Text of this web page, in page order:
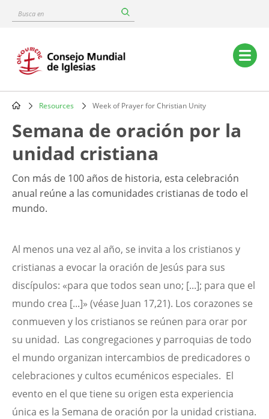
content
Busca
Main
navigation
Breadcrumb
Resources Week of Prayer for Christian Unity
Semana de oración por la
unidad cristiana
Con más de 100 años de historia, esta celebración
anual reúne a las comunidades cristianas de todo el
mundo.
Al menos una vez al año, se invita a los cristianos y
cristianas a evocar la oración de Jesús para sus
discípulos: «para que todos sean uno; [...]; para que el
mundo crea [...]» (véase Juan 17,21). Los corazones se
conmueven y los cristianos se reúnen para orar por
su unidad. Las congregaciones y parroquias de todo
el mundo organizan intercambios de predicadores o
celebraciones y cultos ecuménicos especiales. El
evento en el que tiene su origen esta experiencia
única es la Semana de oración por la unidad cristiana.